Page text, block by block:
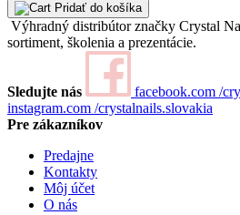
Pridať do košíka
Výhradný distribútor značky Crystal
sortiment, školenia a prezentácie.
Sledujte nás facebook.com /
instagram.com /crystalnails.slovakia
Pre zákazníkov
Predajne
Kontakty
Môj účet
O nás